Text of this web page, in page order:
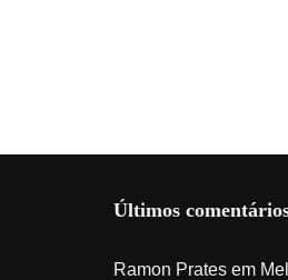
Últimos
Ramon Prates em